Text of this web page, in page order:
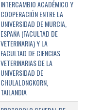
INTERCAMBIO ACADÉMICO Y
COOPERACIÓN ENTRE LA
UNIVERSIDAD DE MURCIA,
ESPAÑA (FACULTAD DE
VETERINARIA) Y LA
FACULTAD DE CIENCIAS
VETERINARIAS DE LA
UNIVERSIDAD DE
CHULALONGKORN,
TAILANDIA